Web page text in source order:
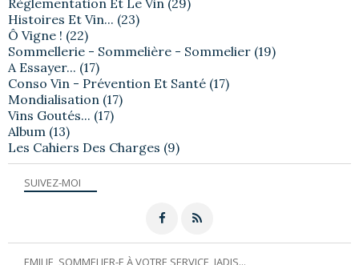
SUIVEZ-MOI
Règlementation Et Le Vin (29)
Histoires Et Vin... (23)
Ô Vigne ! (22)
Sommellerie - Sommelière - Sommelier (19)
A Essayer... (17)
Conso Vin - Prévention Et Santé (17)
Mondialisation (17)
Vins Goutés... (17)
Album (13)
Les Cahiers Des Charges (9)